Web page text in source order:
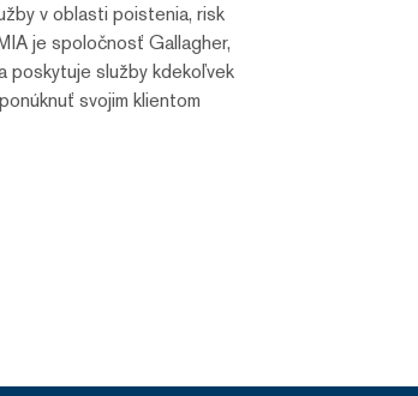
v oblasti poistenia, risk
je spoločnosť Gallagher,
poskytuje služby kdekoľvek
svojim klientom